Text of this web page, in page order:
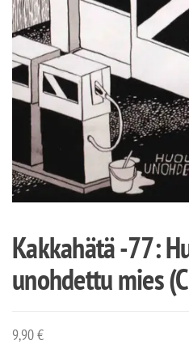
Kakkahätä -77:
unohdettu mies
9,90€